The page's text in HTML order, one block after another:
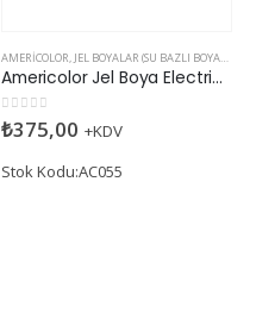
AMERICOLOR, JEL BOYALAR (SU BAZLI BOYALAR)
Americolor Jel Boya Electric Yellow (Su Bazlı)
05 üzerinden
₺375,00 +KDV
Stok Kodu:AC055